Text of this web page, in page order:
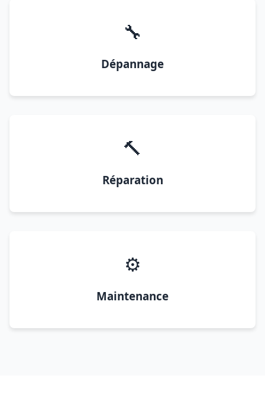
🔧
Dépannage
🔨
Réparation
⚙️
Maintenance